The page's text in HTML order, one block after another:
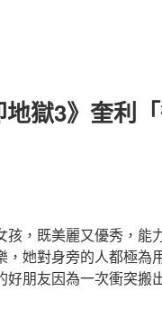
獄3》奎利
孩，既美麗又優秀，能
，她對身旁的人都極為
朋友因為一次衝突搬